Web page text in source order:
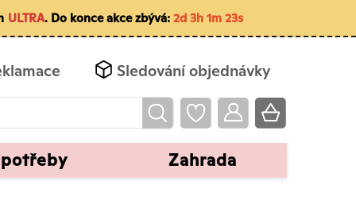
ULTRA. Do konce akce zbývá: 2d 3h 1m 22s
Sledování objednávky
Zahrada